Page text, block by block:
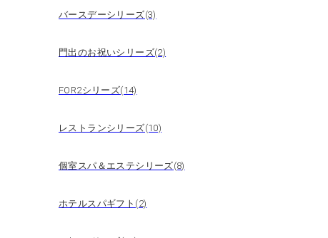
バースデーシリーズ(3)
門出のお祝いシリーズ(2)
FOR2シリーズ(14)
レストランシリーズ(10)
個室スパ＆エステシリーズ(8)
ホテルスパギフト(2)